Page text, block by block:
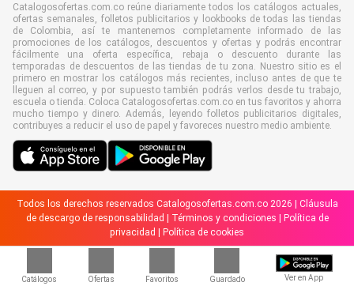
Catálogos Ofertas Favoritos Guardado Ver en App
Catalogosofertas.com.co reúne diariamente todos los catálogos actuales,
ofertas semanales, folletos publicitarios y lookbooks de todas las tiendas
de Colombia, así te mantenemos completamente informado de las
promociones de los catálogos, descuentos y ofertas y podrás encontrar
fácilmente una oferta específica, rebaja o descuento durante las
temporadas de descuentos de las tiendas de tu zona. Nuestro sitio es el
primero en mostrar los catálogos más recientes, incluso antes de que te
lleguen al correo, y por supuesto también podrás verlos desde tu trabajo,
escuela o tienda. Coloca Catalogosofertas.com.co en tus favoritos y ahorra
mucho tiempo y dinero. Además, leyendo folletos publicitarios digitales,
contribuyes a reducir el uso de papel y favoreces nuestro medio ambiente.
Todos los derechos reservados Catalogosofertas.com.co 2026 | Cláusula
de descargo de responsabilidad
Términos y condiciones
Política de
privacidad
Política de cookies